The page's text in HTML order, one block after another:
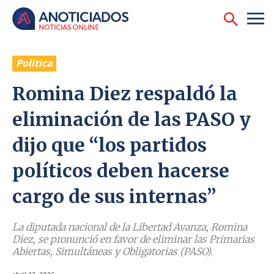
Política
Romina Diez respaldó la
eliminación de las PASO y
dijo que “los partidos
políticos deben hacerse
cargo de sus internas”
La diputada nacional de la Libertad Avanza, Romina
Diez, se pronunció en favor de eliminar las Primarias
Abiertas, Simultáneas y Obligatorias (PASO).